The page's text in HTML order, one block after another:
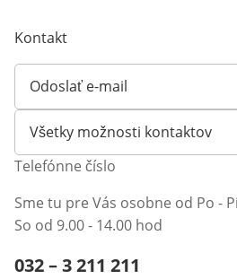
Kontakt
Odoslať e-mail
Otvorí e-mailového klienta
Všetky možnosti kontaktov
Telefónne číslo
Sme tu pre Vás osobne od Po -
So od 9.00 - 14.00 hod
Telefónne číslo:
032 – 3 211 211